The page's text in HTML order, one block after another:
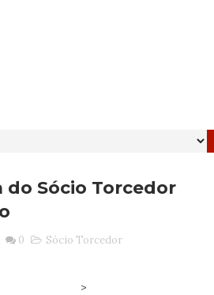
Sócio Torcedor
0 Sócio Torcedor
>